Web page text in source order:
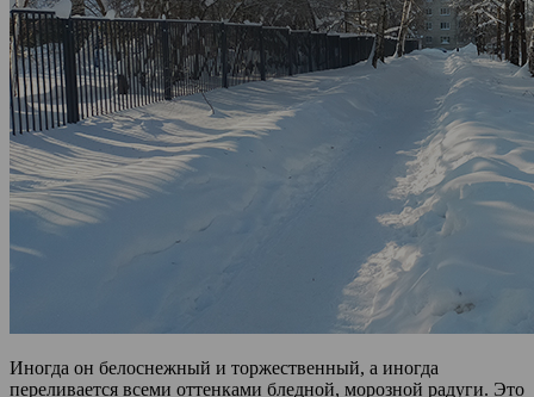
Иногда он белоснежный и торжественный, а иногда
переливается всеми оттенками бледной, морозной радуги. Это